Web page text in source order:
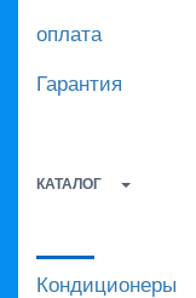
оплата
Гарантия
КАТАЛОГ
Кондиционеры